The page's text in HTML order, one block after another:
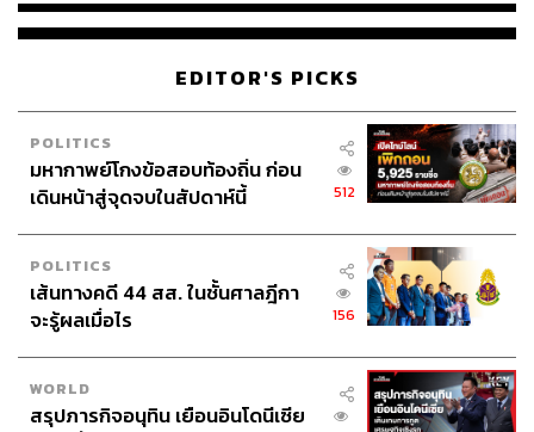
ลักษณะสินค้า เงื่อนไข ผลตอบแทน และความเสี่ยง
ก่อนตัดสินใจลงทุน
เนื่องจากกองทุนไม่ได้ป้องกันความเสี่ยงอัตราแลก
จากอัตราแลกเปลี่ยน หรือได้รับเงินคืนต่ำกว่าเงินลงทุน
เริ่มแรกได้
ศึกษาข้อมูลกองทุนหลักและหนังสือชี้ชวนกองทุนเพิ่ม
เติมได้จากเว็บไซต์บริษัทหลักทรัพย์จัดการกองทุน ไทย
พาณิชย์ จำกัด และแอปพลิเคชัน SCB EASY หรือ
สอบถามรายละเอียดเพิ่มเติมได้ที่ SCB Call Center
โทร. 0 2777 7777
Andrew Harnik / Staff / Getty Images
EDITOR'S PICKS
POLITICS
มหากาพย์โกงข้อสอบท้องถิ่น ก่อน
เดินหน้าสู่จุดจบในสัปดาห์นี้
512
POLITICS
เส้นทางคดี 44 สส. ในชั้นศาลฎีกา
จะรู้ผลเมื่อไร
156
WORLD
สรุปภารกิจอนุทิน เยือนอินโดนีเซีย